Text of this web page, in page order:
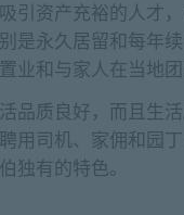
引资产充裕的人才
是永久居留和每年
业和与家人在当地团
品质良好，而且生
用司机、家佣和园
独有的特色。